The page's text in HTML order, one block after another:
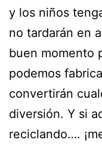
y los niños
no tardarán en
buen momento
podemos
convertirán
diversión. Y si
reciclando….